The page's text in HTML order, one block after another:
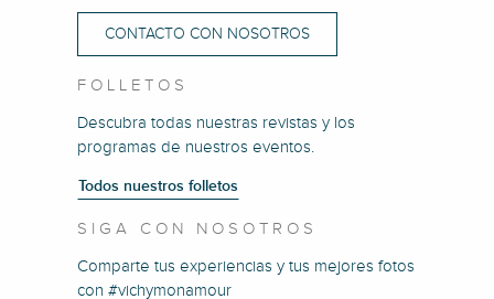
CONTACTO CON NOSOTROS
FOLLETOS
Descubra todas nuestras revistas y los
programas de nuestros eventos.
Todos nuestros folletos
SIGA CON NOSOTROS
Comparte tus experiencias y tus mejores fotos
con #vichymonamour